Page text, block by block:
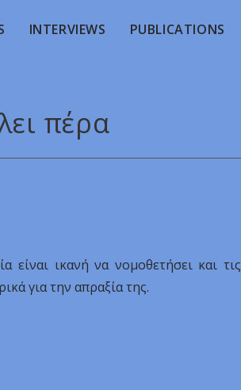
INTERVIEWS PUBLICATIONS
πέρα
ικανή να νομοθετήσει και τις
για την απραξία της.